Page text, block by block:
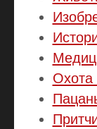
Охота